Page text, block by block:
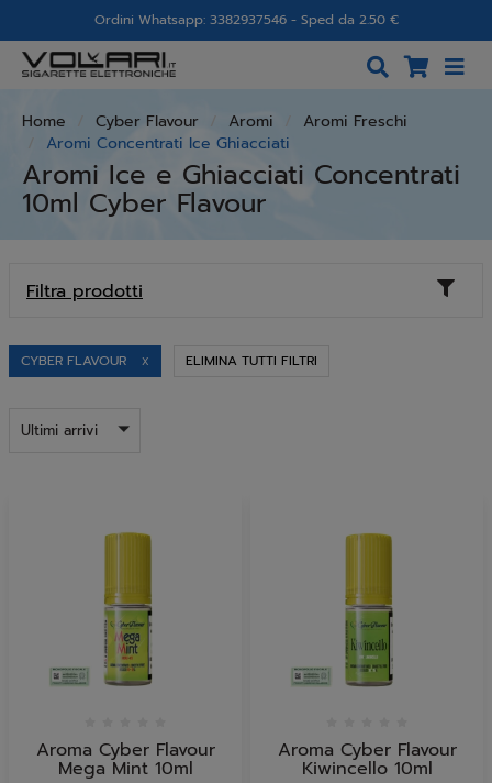
Ordini Whatsapp: 3382937546 - Sped da 2.50 €
Home Cyber Flavour Aromi
Aromi Freschi
Aromi Concentrati Ice Ghiacciati
Aromi Ice e Ghiacciati Concentrati
10ml Cyber Flavour
Filtra prodotti
CYBER FLAVOUR X ELIMINA TUTTI FILTRI
Ultimi arrivi
Aroma Cyber Flavour
Mega Mint 10ml
Aroma Cyber Flavour
Kiwincello 10ml